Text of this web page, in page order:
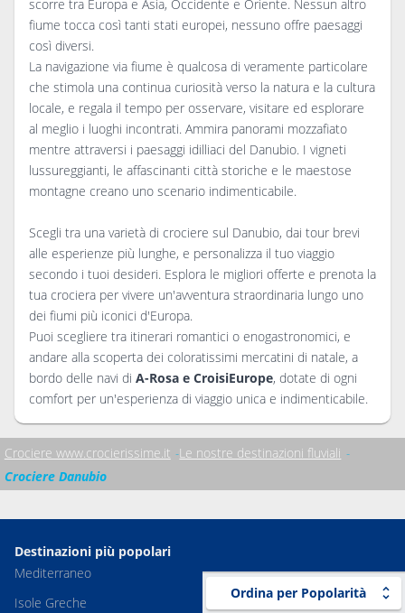
Ordina per Popolarità
scorre tra Europa e Asia, Occidente e Oriente. Nessun altro
fiume tocca così tanti stati europei, nessuno offre paesaggi
così diversi.
La navigazione via fiume è qualcosa di veramente particolare
che stimola una continua curiosità verso la natura e la cultura
locale, e regala il tempo per osservare, visitare ed esplorare
al meglio i luoghi incontrati. Ammira panorami mozzafiato
mentre attraversi i paesaggi idilliaci del Danubio. I vigneti
lussureggianti, le affascinanti città storiche e le maestose
montagne creano uno scenario indimenticabile.
Scegli tra una varietà di crociere sul Danubio, dai tour brevi
alle esperienze più lunghe, e personalizza il tuo viaggio
secondo i tuoi desideri. Esplora le migliori offerte e prenota la
tua crociera per vivere un'avventura straordinaria lungo uno
dei fiumi più iconici d'Europa.
Puoi scegliere tra itinerari romantici o enogastronomici, e
andare alla scoperta dei coloratissimi mercatini di natale, a
bordo delle navi di A-Rosa e CroisiEurope, dotate di ogni
comfort per un'esperienza di viaggio unica e indimenticabile.
Crociere www.crocierissime.it Le nostre destinazioni fluviali
Crociere Danubio
Destinazioni più popolari
Mediterraneo
Isole Greche